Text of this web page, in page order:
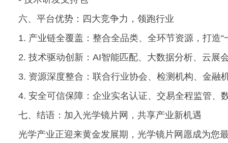
六、平台优势：四大竞争力，领跑行业
1. 产业链全覆盖：整合全品类、全环节资源，打造“
2. 技术驱动创新：AI智能匹配、大数据分析、云展
3. 资源深度整合：联合行业协会、检测机构、金融
4. 安全可信保障：企业实名认证、交易全程监管、
七、结语：加入光学镜片网，共享产业新机遇
光学产业正迎来黄金发展期，光学镜片网愿成为